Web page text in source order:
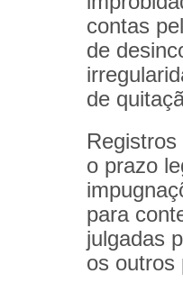
contas
de
de
o prazo
para
julgadas
os outros